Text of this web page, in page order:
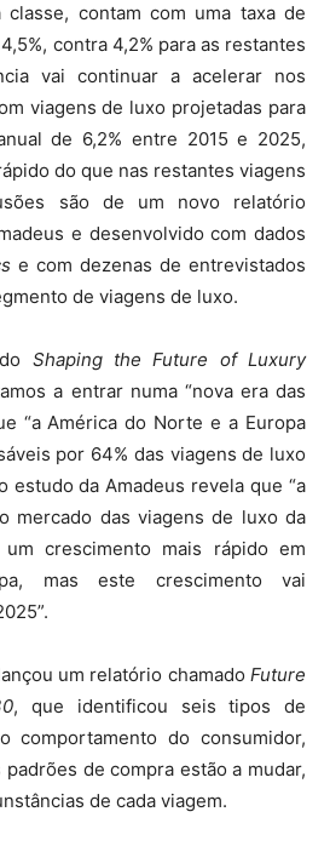
contam com uma taxa de
contra 4,2% para as restantes
vai continuar a acelerar nos
viagens de luxo projetadas para
de 6,2% entre 2015 e 2025,
do que nas restantes viagens
são de um novo relatório
e desenvolvido com dados
e com dezenas de entrevistados
de viagens de luxo.
Shaping the Future of Luxury
a entrar numa “nova era das
“a América do Norte e a Europa
por 64% das viagens de luxo
estudo da Amadeus revela que “a
mercado das viagens de luxo da
crescimento mais rápido em
mas este crescimento vai
um relatório chamado Future
, que identificou seis tipos de
comportamento do consumidor,
de compra estão a mudar,
de cada viagem.